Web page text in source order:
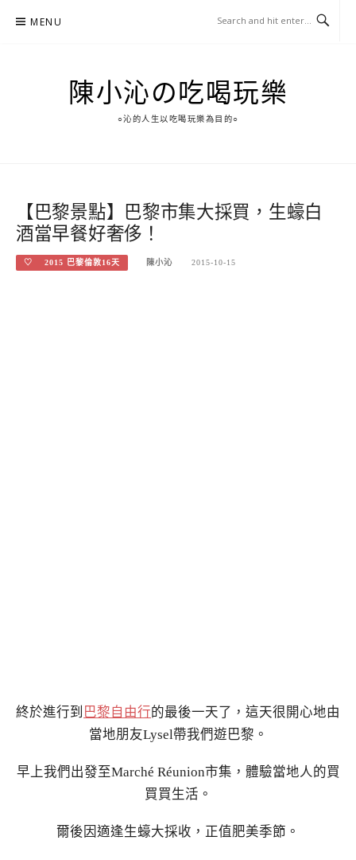
MENU
陳小沁の吃喝玩樂
○沁的人生以吃喝玩樂為目的○
【巴黎景點】巴黎市集大採買，生蠔白
酒當早餐好奢侈！
♡ 2015 巴黎倫敦16天 陳小沁 2015-10-15
終於進行到 巴黎自由行的最後一天了，這天很開心地由
當地朋友Lysel帶我們遊巴黎。
早上我們出發至Marché Réunion市集，體驗當地人的買
買買生活。
爾後因適逢生蠔大採收，正值肥美季節。